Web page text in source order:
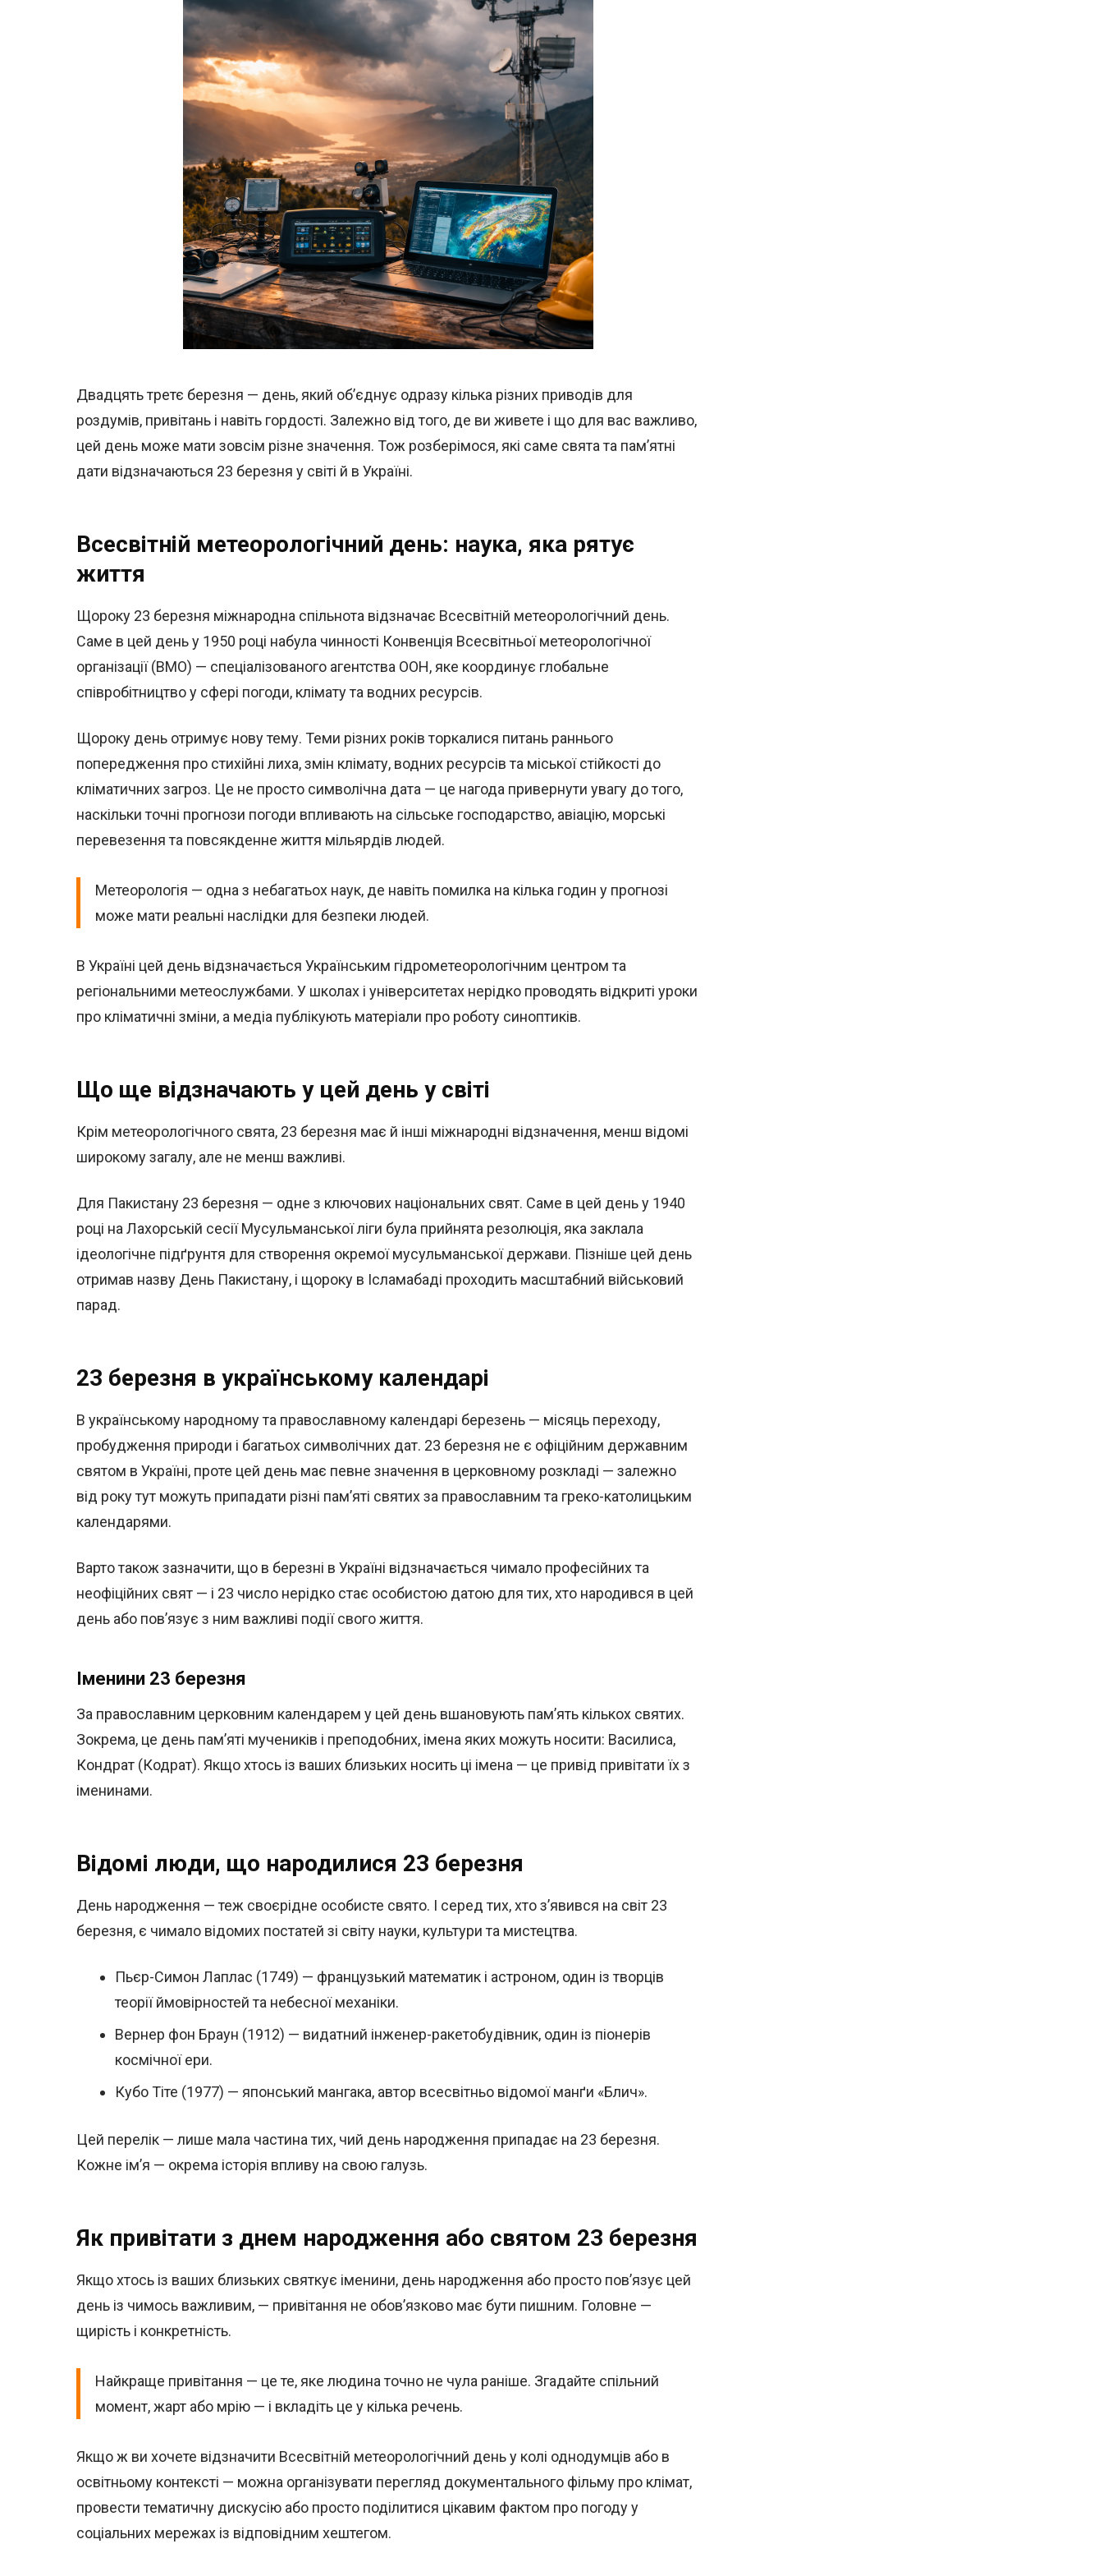
Двадцять третє березня — день, який об’єднує одразу кілька різних приводів для
роздумів, привітань і навіть гордості. Залежно від того, де ви живете і що для вас важливо,
цей день може мати зовсім різне значення. Тож розберімося, які саме свята та пам’ятні
дати відзначаються 23 березня у світі й в Україні.
Всесвітній метеорологічний день: наука, яка рятує
життя
Щороку 23 березня міжнародна спільнота відзначає Всесвітній метеорологічний день.
Саме в цей день у 1950 році набула чинності Конвенція Всесвітньої метеорологічної
організації (ВМО) — спеціалізованого агентства ООН, яке координує глобальне
співробітництво у сфері погоди, клімату та водних ресурсів.
Щороку день отримує нову тему. Теми різних років торкалися питань раннього
попередження про стихійні лиха, змін клімату, водних ресурсів та міської стійкості до
кліматичних загроз. Це не просто символічна дата — це нагода привернути увагу до того,
наскільки точні прогнози погоди впливають на сільське господарство, авіацію, морські
перевезення та повсякденне життя мільярдів людей.
Метеорологія — одна з небагатьох наук, де навіть помилка на кілька годин у прогнозі
може мати реальні наслідки для безпеки людей.
В Україні цей день відзначається Українським гідрометеорологічним центром та
регіональними метеослужбами. У школах і університетах нерідко проводять відкриті уроки
про кліматичні зміни, а медіа публікують матеріали про роботу синоптиків.
Що ще відзначають у цей день у світі
Крім метеорологічного свята, 23 березня має й інші міжнародні відзначення, менш відомі
широкому загалу, але не менш важливі.
Для Пакистану 23 березня — одне з ключових національних свят. Саме в цей день у 1940
році на Лахорській сесії Мусульманської ліги була прийнята резолюція, яка заклала
ідеологічне підґрунтя для створення окремої мусульманської держави. Пізніше цей день
отримав назву День Пакистану, і щороку в Ісламабаді проходить масштабний військовий
парад.
23 березня в українському календарі
В українському народному та православному календарі березень — місяць переходу,
пробудження природи і багатьох символічних дат. 23 березня не є офіційним державним
святом в Україні, проте цей день має певне значення в церковному розкладі — залежно
від року тут можуть припадати різні пам’яті святих за православним та греко-католицьким
календарями.
Варто також зазначити, що в березні в Україні відзначається чимало професійних та
неофіційних свят — і 23 число нерідко стає особистою датою для тих, хто народився в цей
день або пов’язує з ним важливі події свого життя.
Іменини 23 березня
За православним церковним календарем у цей день вшановують пам’ять кількох святих.
Зокрема, це день пам’яті мучеників і преподобних, імена яких можуть носити: Василиса,
Кондрат (Кодрат). Якщо хтось із ваших близьких носить ці імена — це привід привітати їх з
іменинами.
Відомі люди, що народилися 23 березня
День народження — теж своєрідне особисте свято. І серед тих, хто з’явився на світ 23
березня, є чимало відомих постатей зі світу науки, культури та мистецтва.
Пьєр-Симон Лаплас (1749) — французький математик і астроном, один із творців
теорії ймовірностей та небесної механіки.
Вернер фон Браун (1912) — видатний інженер-ракетобудівник, один із піонерів
космічної ери.
Кубо Тіте (1977) — японський мангака, автор всесвітньо відомої манґи «Блич».
Цей перелік — лише мала частина тих, чий день народження припадає на 23 березня.
Кожне ім’я — окрема історія впливу на свою галузь.
Як привітати з днем народження або святом 23 березня
Якщо хтось із ваших близьких святкує іменини, день народження або просто пов’язує цей
день із чимось важливим, — привітання не обов’язково має бути пишним. Головне —
щирість і конкретність.
Найкраще привітання — це те, яке людина точно не чула раніше. Згадайте спільний
момент, жарт або мрію — і вкладіть це у кілька речень.
Якщо ж ви хочете відзначити Всесвітній метеорологічний день у колі однодумців або в
освітньому контексті — можна організувати перегляд документального фільму про клімат,
провести тематичну дискусію або просто поділитися цікавим фактом про погоду у
соціальних мережах із відповідним хештегом.